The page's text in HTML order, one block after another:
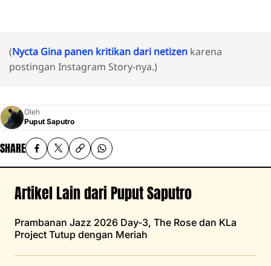
(Nycta Gina panen kritikan dari netizen karena
postingan Instagram Story-nya.)
Oleh
Puput Saputro
SHARE
Artikel Lain dari Puput Saputro
Prambanan Jazz 2026 Day-3, The Rose dan KLa
Project Tutup dengan Meriah